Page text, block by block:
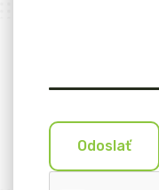
Odoslať